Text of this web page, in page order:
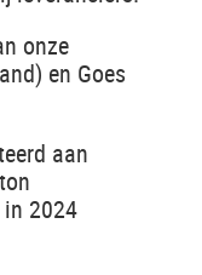
onze
en Goes
aan
in 2024